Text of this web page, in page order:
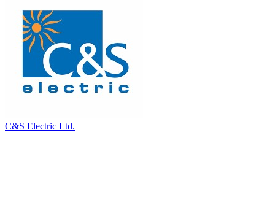
C&S Electric Ltd.